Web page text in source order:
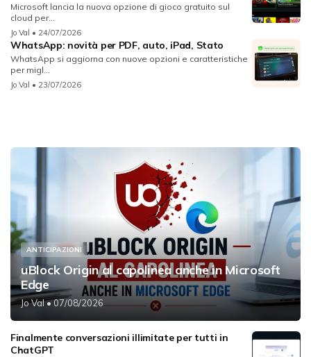
Microsoft lancia la nuova opzione di gioco gratuito sul
cloud per...
Jo Val • 24/07/2026
WhatsApp: novità per PDF, auto, iPad, Stato
WhatsApp si aggiorna con nuove opzioni e caratteristiche
per migl...
Jo Val • 23/07/2026
ANTICIPAZIONI
uBlock Origin al capolinea anche in Microsoft
Edge
Jo Val• 07/08/2026
Finalmente conversazioni illimitate per tutti in
ChatGPT